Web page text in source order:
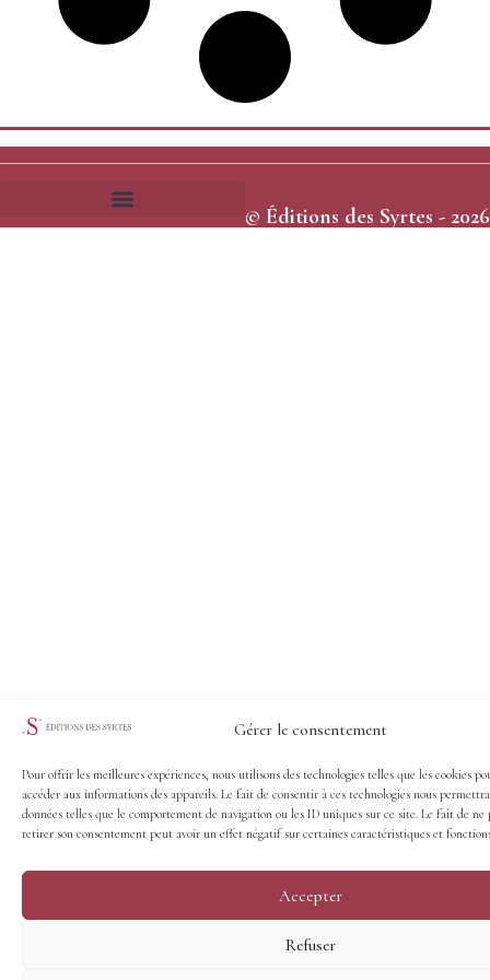
Gérer le consentement
Pour offrir les meilleures expériences, nous utilisons des technologies telles que les cookies
accéder aux informations des appareils. Le fait de consentir à ces technologies nous
données telles que le comportement de navigation ou les ID uniques sur ce site. Le fait de ne
retirer son consentement peut avoir un effet négatif sur certaines caractéristiques et
Accepter
Refuser
© Éditions des Syrtes - 2026